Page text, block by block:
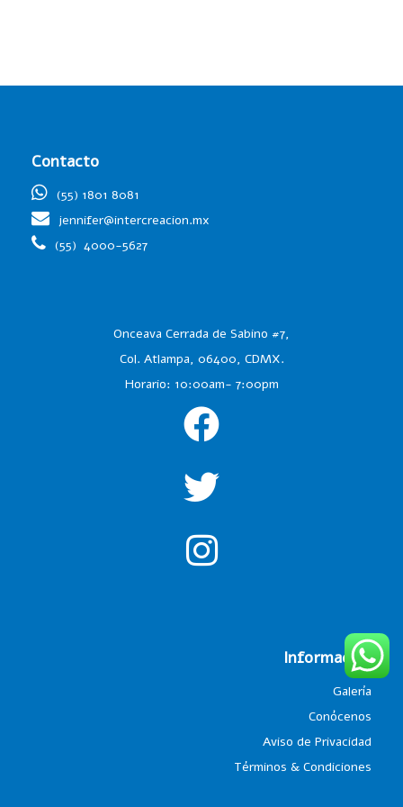
Tu dirección de correo electrónico no será publicada. Los campos
Your Rating
stars
2 of
stars
3 of
5
stars
4 of
stars
5 of
5
stars
Contacto
(55) 1801 8081
jennifer@intercreacion.mx
(55) 4000-5627
Onceava Cerrada de Sabino #7,
Col. Atlampa, 06400, CDMX.
Horario: 10:00am- 7:00pm
Información
Galería
Conócenos
Aviso de Privacidad
Términos & Condiciones